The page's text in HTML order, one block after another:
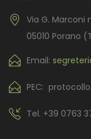
Via G. Marconi
05010 Porano
Email:
PEC:
Tel. +39 0763